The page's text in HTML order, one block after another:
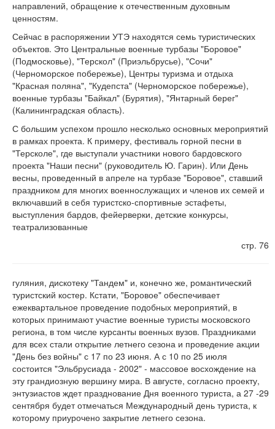
направлений, обращение к отечественным духовным
ценностям.
Сейчас в распоряжении УТЭ находятся семь туристических
объектов. Это Центральные военные турбазы "Боровое"
(Подмосковье), "Терскол" (Приэльбрусье), "Сочи"
(Черноморское побережье), Центры туризма и отдыха
"Красная поляна", "Кудепста" (Черноморское побережье),
военные турбазы "Байкал" (Бурятия), "Янтарный берег"
(Калининградская область).
С большим успехом прошло несколько основных мероприятий
в рамках проекта. К примеру, фестиваль горной песни в
"Терсколе", где выступали участники нового бардовского
проекта "Наши песни" (руководитель Ю. Гарин). Или День
весны, проведенный в апреле на турбазе "Боровое", ставший
праздником для многих военнослужащих и членов их семей и
включавший в себя туристско-спортивные эстафеты,
выступления бардов, фейерверки, детские конкурсы,
театрализованные
стр. 76
гуляния, дискотеку "Тандем" и, конечно же, романтический
туристский костер. Кстати, "Боровое" обеспечивает
ежеквартальное проведение подобных мероприятий, в
которых принимают участие военные туристы московского
региона, в том числе курсанты военных вузов. Праздниками
для всех стали открытие летнего сезона и проведение акции
"День без войны" с 17 по 23 июня. А с 10 по 25 июля
состоится "Эльбрусиада - 2002" - массовое восхождение на
эту грандиозную вершину мира. В августе, согласно проекту,
энтузиастов ждет празднование Дня военного туриста, а 27 -29
сентября будет отмечаться Международный день туриста, к
которому приурочено закрытие летнего сезона.